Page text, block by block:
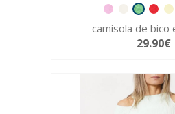
camisola de bico
29.90€